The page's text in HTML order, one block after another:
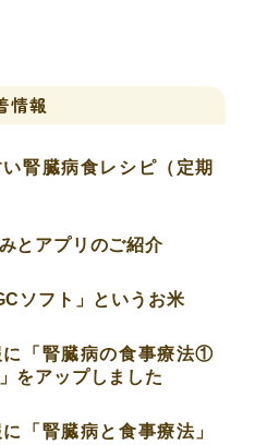
情報
腎臓病食レシピ（定期
とアプリのご紹介
ソフト」というお米
に「腎臓病の食事療法①
をアップしました
「腎臓病と食事療法」